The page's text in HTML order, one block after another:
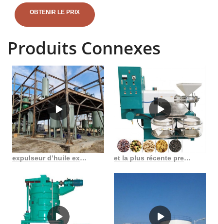
fabricants d'huile et à leur utilisation. Si vous le faites fonctionner à
vitesse normale (18-20 herz), il peut traiter 4 à 6 kg de graines par
OBTENIR LE PRIX
Produits Connexes
expulseur d’huile exportateur d’expulseur de bébé de Vadodara au Cameroun et la plus récente presse à huile à vis de conception presse à huile comestible au Cameroun